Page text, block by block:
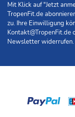
Mit Klick auf "Jetzt
TropenFit.de
zu. Ihre Einwilligung
Kontakt@TropenFit.de
Newsletter widerrufen.